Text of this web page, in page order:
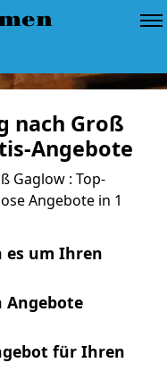
nach Groß
Angebote
Gaglow : Top-
Angebote in 1
es um Ihren
Angebote
für Ihren